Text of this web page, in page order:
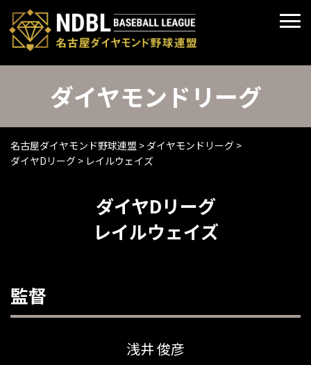
ダイヤモンドリーグ
名古屋ダイヤモンド野球連盟 > ダイヤモンドリーグ >
ダイヤDリーグ > レイルウェイズ
ダイヤDリーグ
レイルウェイズ
監督
浅井 俊彦